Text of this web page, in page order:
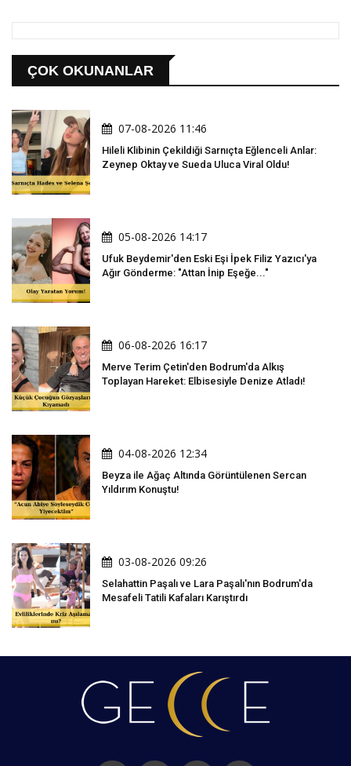
ÇOK OKUNANLAR
07-08-2026 11:46
Hileli Klibinin Çekildiği Sarnıçta Eğlenceli Anlar:
Zeynep Oktay ve Sueda Uluca Viral Oldu!
05-08-2026 14:17
Ufuk Beydemir'den Eski Eşi İpek Filiz Yazıcı'ya
Ağır Gönderme: "Attan İnip Eşeğe..."
06-08-2026 16:17
Merve Terim Çetin'den Bodrum'da Alkış
Toplayan Hareket: Elbisesiyle Denize Atladı!
04-08-2026 12:34
Beyza ile Ağaç Altında Görüntülenen Sercan
Yıldırım Konuştu!
03-08-2026 09:26
Selahattin Paşalı ve Lara Paşalı'nın Bodrum'da
Mesafeli Tatili Kafaları Karıştırdı